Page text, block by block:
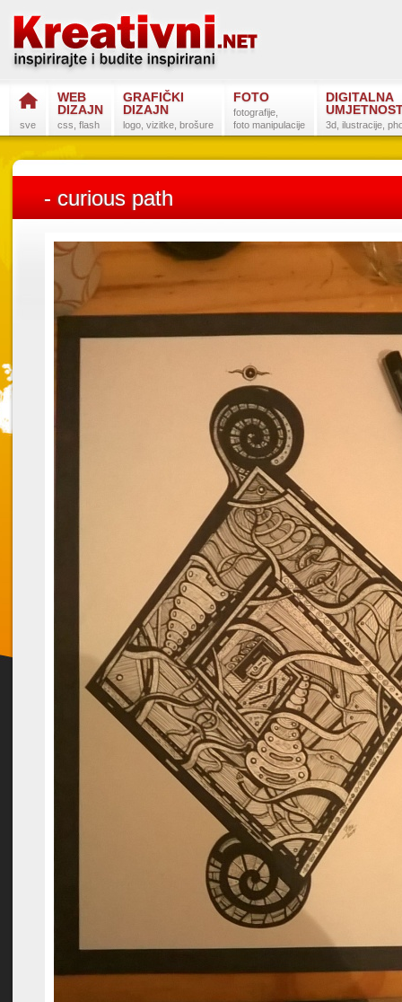
sve
WEB
DIZAJN
css, flash
GRAFIČKI
DIZAJN
logo, vizitke, brošure
FOTO
fotografije,
foto manipulacije
DIGITALNA
3d, ilustracije,
- curious path
Postanite